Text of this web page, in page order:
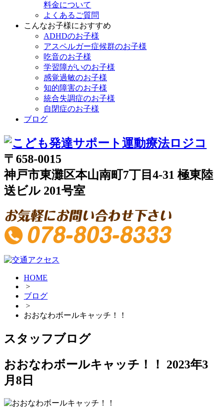
料金について
よくあるご質問
こんなお子様におすすめ
ADHDのお子様
アスペルガー症候群のお子様
吃音のお子様
学習障がいのお子様
感覚過敏のお子様
知的障害のお子様
統合失調症のお子様
自閉症のお子様
ブログ
〒658-0015
神戸市東灘区本山南町7丁目4-31 極東陸
送ビル 201号室
HOME
>
ブログ
>
おおなわボールキャッチ！！
スタッフブログ
おおなわボールキャッチ！！
2023年3
月8日